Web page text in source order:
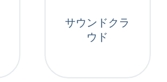
サウンドクラ
ウド